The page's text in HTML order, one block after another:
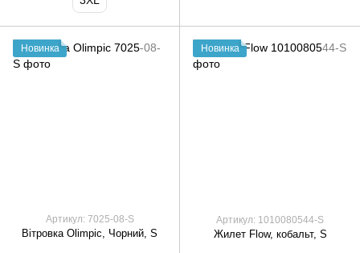
Новинка
Артикул: 7025-08-S
Вітровка Olimpic, Чорний, S
Новинка
Артикул: 1010080544-S
Жилет Flow, кобальт, S